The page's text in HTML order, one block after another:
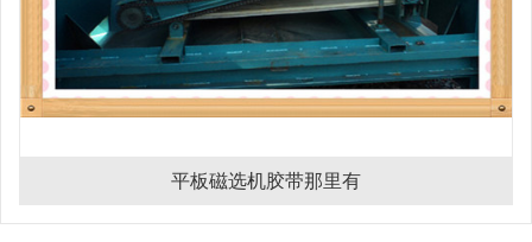
平板磁选机胶带那里有